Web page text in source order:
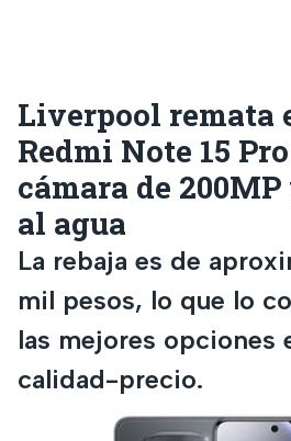
Liverpool remata
Redmi Note 15
cámara de
al agua
La rebaja es de
mil pesos, lo que lo
las mejores opciones
calidad-precio.